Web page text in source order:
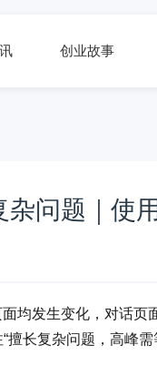
创业故事
问题｜使
发生变化，对话页
擅长复杂问题，高峰